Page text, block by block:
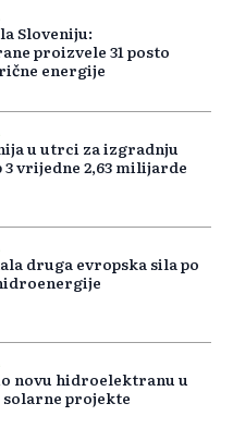
Sloveniju:
proizvele 31 posto
energije
u utrci za izgradnju
3 vrijedne 2,63 milijarde
druga evropska sila po
novu hidroelektranu u
solarne projekte